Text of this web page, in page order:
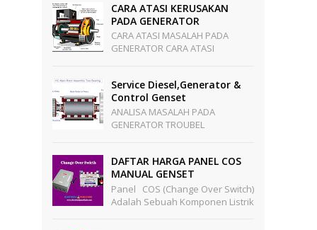
Mulai Berputar. PMG S...
CARA ATASI KERUSAKAN
PADA GENERATOR
CARA ATASI MASALAH PADA
GENERATOR CARA ATASI
Penyebab Generator Tidak
Mengeluarkan Te...
Service Diesel,generator &
Control Genset
ANALISA MASALAH PADA
GENERATOR TROUBEL
PMG Stator Terputus - PMG
Stator ...
DAFTAR HARGA PANEL COS
MANUAL GENSET
Panel COS (Change Over Switch)
Adalah Sebuah Komponen Listrik